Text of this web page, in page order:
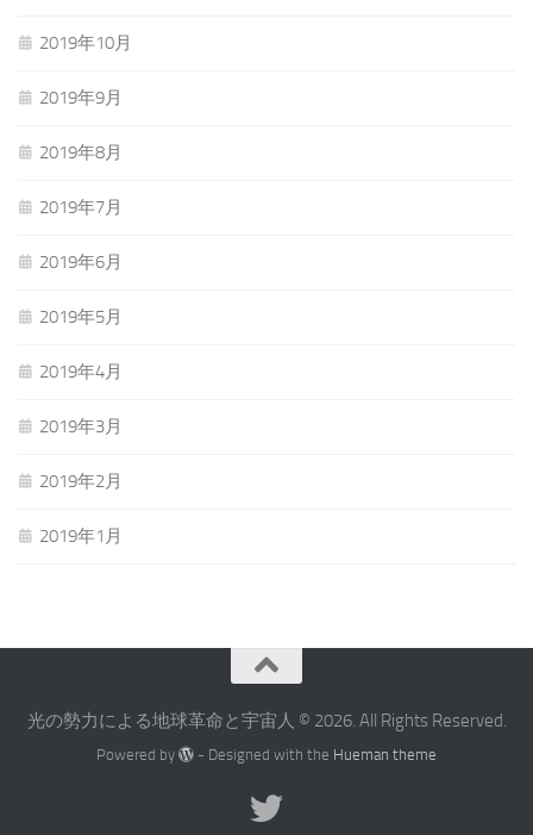
2019年10月
2019年9月
2019年8月
2019年7月
2019年6月
2019年5月
2019年4月
2019年3月
2019年2月
2019年1月
光の勢力による地球革命と宇宙人 © 2026. All Rights Reserved.
Powered by - Designed with the Hueman theme